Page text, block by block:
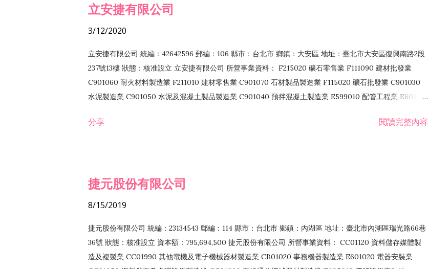
立安捷有限公司
3/12/2020
立安捷有限公司 統編：42642596 郵編：106 縣市：台北市 鄉鎮：大安區 地址：臺北市大安區復興南路2段
237號13樓 狀態：核准設立 立安捷有限公司 所營事業資料： F215020 礦石零售業 F111090 建材批發業
C901060 耐火材料製造業 F211010 建材零售業 C901070 石材製品製造業 F115020 礦石批發業 C901030
水泥製造業 C901050 水泥及混凝土製品製造業 C901040 預拌混凝土製造業 E599010 配管工程業 E603110
EZ99990 其他工程業 F102170 食品什貨批發業 F106020 日常用品批發業 F108031 醫療器材批發業
分享 閱讀完整內容
捷元股份有限公司
8/15/2019
捷元股份有限公司 統編：23134543 郵編：114 縣市：台北市 鄉鎮：內湖區 地址：臺北市內湖區瑞光路66巷
36號 狀態：核准設立 資本額：795,694,500 捷元股份有限公司 所營事業資料： CC01120 資料儲存媒體製
造及複製業 CC01990 其他電機及電子機械器材製造業 CB01020 事務機器製造業 E601020 電器安裝業